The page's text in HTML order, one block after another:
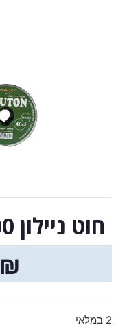
חוט ניילון 1200 מטר (העתק)
₪
2 במלאי